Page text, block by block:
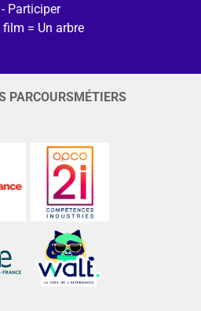
Participer
film = Un arbre
PARCOURSMÉTIERS